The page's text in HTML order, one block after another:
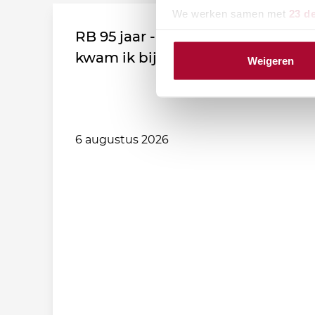
We werken samen met 23
Weigeren
RB 95 jaar - Leden vertellen: Zo
kwam ik bij de vereniging!
6 augustus 2026